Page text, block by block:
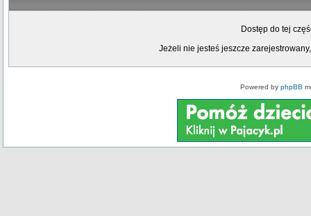
Dostęp do tej
Jeżeli nie jesteś jeszcze
Powered by phpBB